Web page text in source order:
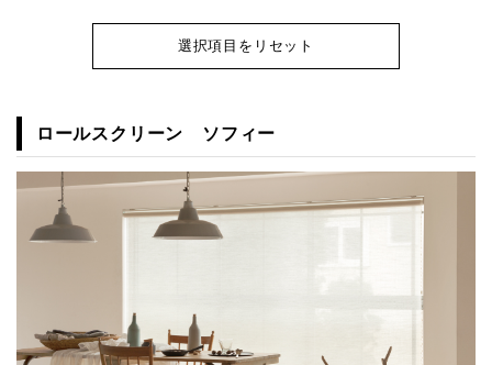
選択項目をリセット
ロールスクリーン ソフィー